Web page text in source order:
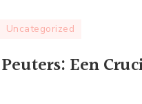
Uncategorized
Een